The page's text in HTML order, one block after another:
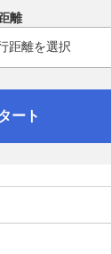
離
ート